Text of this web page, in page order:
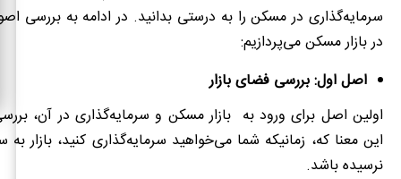
سرمایه‌گذاری در مسکن را به درستی بدانید. در ادامه به بررسی
در بازار مسکن می‌پردازیم:
اصل اول: بررسی فضای بازار
اولین اصل برای ورود به بازار مسکن و سرمایه‌گذاری در آن،
این معنا که، زمانیکه شما می‌خواهید سرمایه‌گذاری کنید، بازار
نرسیده باشد.